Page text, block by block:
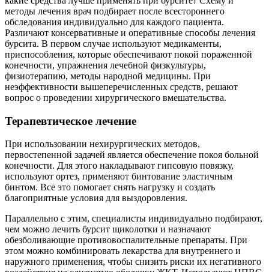
методы лечения врач подбирает после всестороннего
обследования индивидуально для каждого пациента.
Различают консервативные и оперативные способы лечения
бурсита. В первом случае используют медикаменты,
приспособления, которые обеспечивают покой пораженной
конечности, упражнения лечебной физкультуры,
физиотерапию, методы народной медицины. При
неэффективности вышеперечисленных средств, решают
вопрос о проведении хирургического вмешательства.
Терапевтическое лечение
При использовании нехирургических методов,
первостепенной задачей является обеспечение покоя больной
конечности. Для этого накладывают гипсовую повязку,
используют ортез, применяют бинтование эластичным
бинтом. Все это помогает снять нагрузку и создать
благоприятные условия для выздоровления.
Параллельно с этим, специалисты индивидуально подбирают,
чем можно лечить бурсит щиколотки и назначают
обезболивающие противовоспалительные препараты. При
этом можно комбинировать лекарства для внутреннего и
наружного применения, чтобы снизить риски их негативного